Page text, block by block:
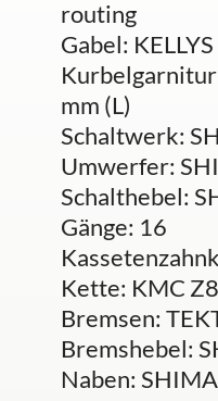
routing
Gabel:
mm (L)
Schaltwerk:
Umwerfer:
Schalthebel:
Gänge: 16
Kette: KMC Z8
Bremsen:
Bremshebel:
Naben: